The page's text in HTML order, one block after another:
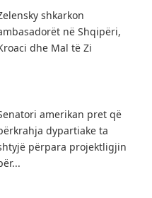
shkarkon
në Shqipëri,
dhe Mal të Zi
amerikan pret që
dypartiake ta
përpara projektligjin